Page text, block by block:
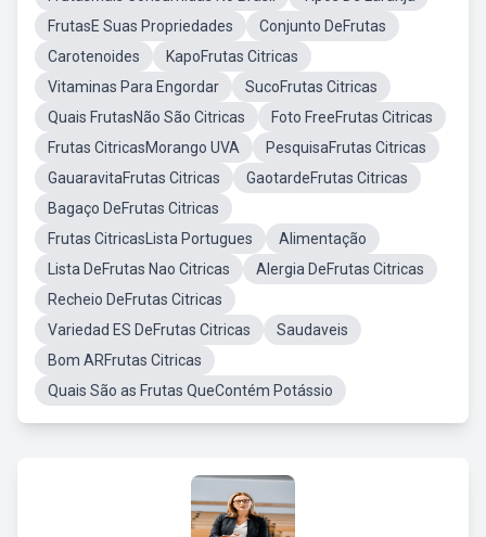
FrutasE Suas Propriedades
Conjunto DeFrutas
Carotenoides
KapoFrutas Citricas
Vitaminas Para Engordar
SucoFrutas Citricas
Quais FrutasNão São Citricas
Foto FreeFrutas Citricas
Frutas CitricasMorango UVA
PesquisaFrutas Citricas
GauaravitaFrutas Citricas
GaotardeFrutas Citricas
Bagaço DeFrutas Citricas
Frutas CitricasLista Portugues
Alimentação
Lista DeFrutas Nao Citricas
Alergia DeFrutas Citricas
Recheio DeFrutas Citricas
Variedad ES DeFrutas Citricas
Saudaveis
Bom ARFrutas Citricas
Quais São as Frutas QueContém Potássio